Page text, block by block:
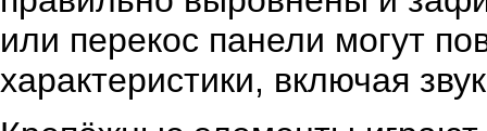
или перекос панели могут
характеристики, включая